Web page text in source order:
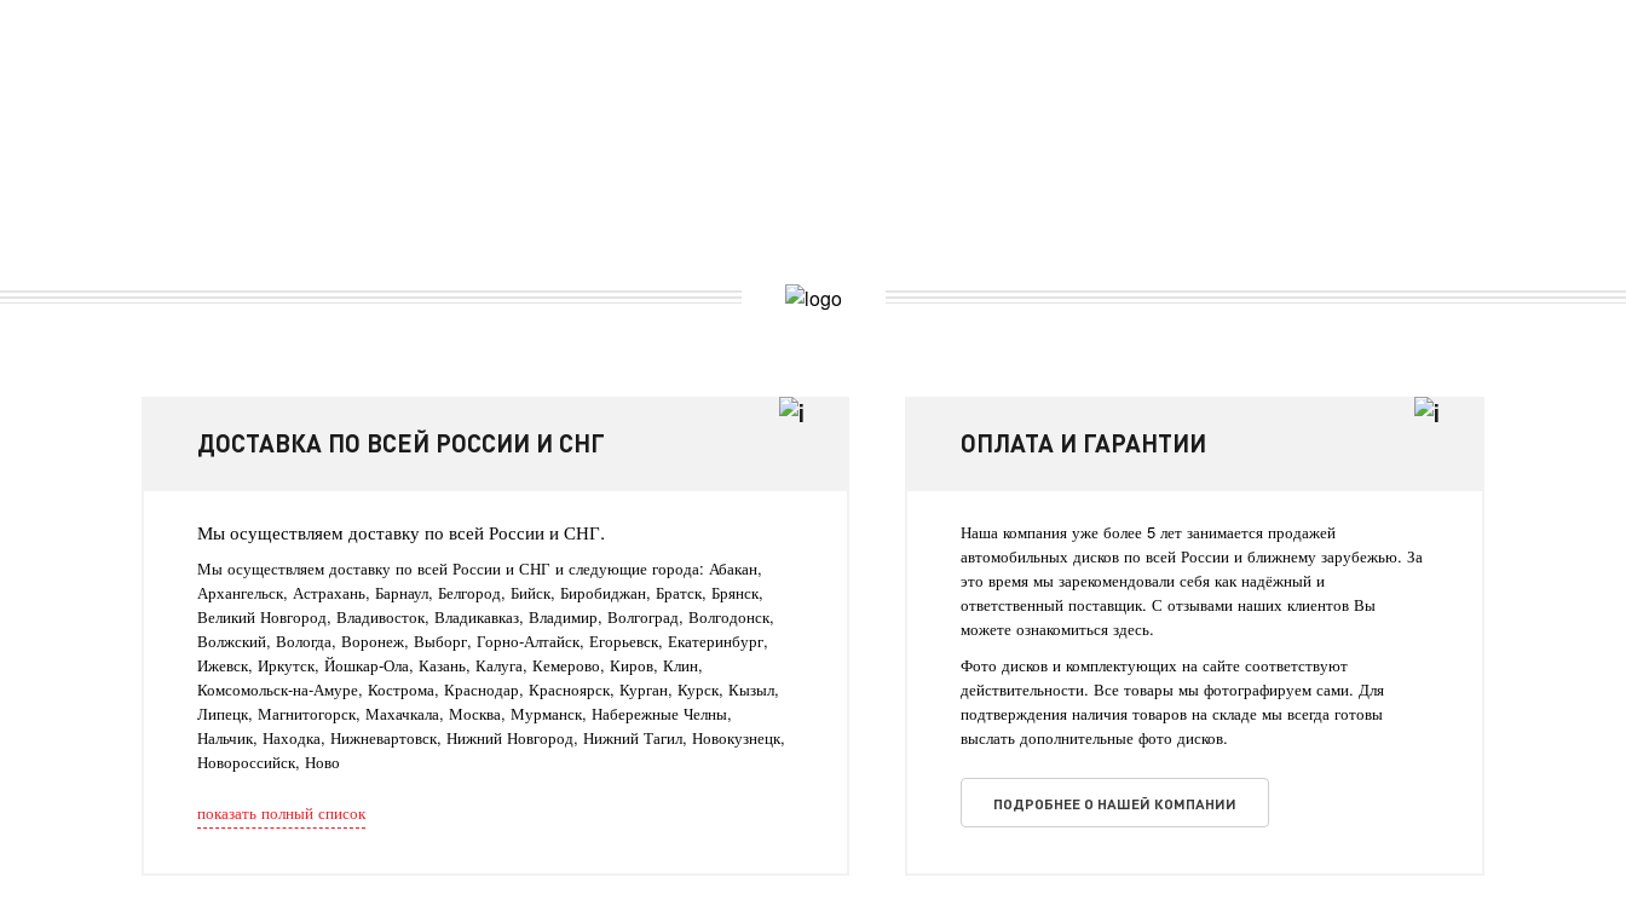
ДОСТАВКА ПО ВСЕЙ РОССИИ И СНГ
Мы осуществляем доставку по всей России и СНГ.
Мы осуществляем доставку по всей России и СНГ и следующие города: Абакан,
Архангельск, Астрахань, Барнаул, Белгород, Бийск, Биробиджан, Братск, Брянск,
Великий Новгород, Владивосток, Владикавказ, Владимир, Волгоград, Волгодонск,
Волжский, Вологда, Воронеж, Выборг, Горно-Алтайск, Егорьевск, Екатеринбург,
Ижевск, Иркутск, Йошкар-Ола, Казань, Калуга, Кемерово, Киров, Клин,
Комсомольск-на-Амуре, Кострома, Краснодар, Красноярск, Курган, Курск, Кызыл,
Липецк, Магнитогорск, Махачкала, Москва, Мурманск, Набережные Челны,
Нальчик, Находка, Нижневартовск, Нижний Новгород, Нижний Тагил, Новокузнецк,
Новороссийск, Ново
показать полный список
ОПЛАТА И ГАРАНТИИ
Наша компания уже более 5 лет занимается продажей
автомобильных дисков по всей России и ближнему зарубежью. За
это время мы зарекомендовали себя как надёжный и
ответственный поставщик. С отзывами наших клиентов Вы
можете ознакомиться здесь.
Фото дисков и комплектующих на сайте соответствуют
действительности. Все товары мы фотографируем сами. Для
подтверждения наличия товаров на складе мы всегда готовы
выслать дополнительные фото дисков.
ПОДРОБНЕЕ О НАШЕЙ КОМПАНИИ